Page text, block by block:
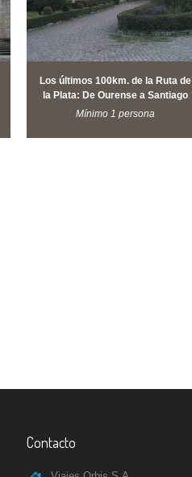
Los últimos 100km. de la Ruta de
la Plata: De Ourense a Santiago
Mínimo 1 persona
Contacto